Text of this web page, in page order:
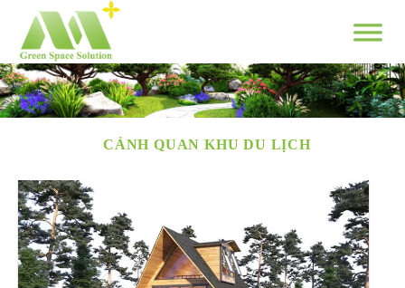
content
CẢNH QUAN KHU DU LỊCH